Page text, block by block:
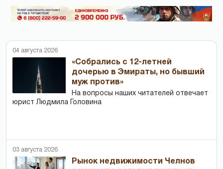
04 августа 2026
«Собрались с 12-летней
дочерью в Эмираты, но бывший
муж против»
На вопросы наших читателей отвечает
юрист Людмила Головина
03 августа 2026
Рынок недвижимости Челнов